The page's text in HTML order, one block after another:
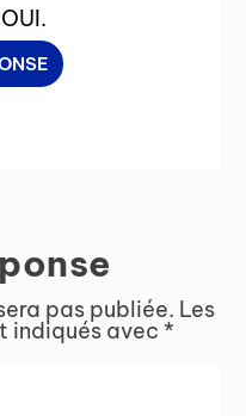
pas publiée. Les
indiqués avec *